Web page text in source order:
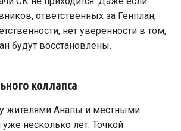
ответственных за Генплан,
нет уверенности в том,
будут восстановлены.
коллапса
жителями Анапы и местными
уже несколько лет. Точкой